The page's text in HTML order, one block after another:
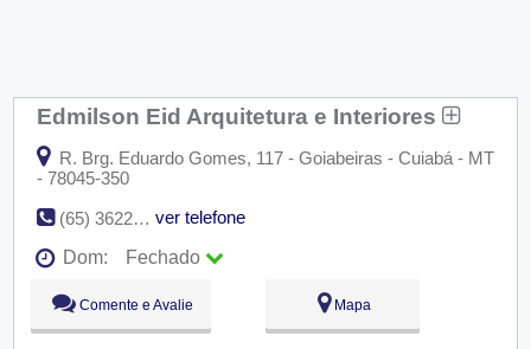
Edmilson Eid Arquitetura e Interiores
R. Brg. Eduardo Gomes, 117 - Goiabeiras - Cuiabá - MT
- 78045-350
(65) 3622-0824
ver telefone
Dom:
Fechado
Seg:
Ter:
09:00 - 18:00
Qua:
09:00 - 18:00
Comente e Avalie Mapa